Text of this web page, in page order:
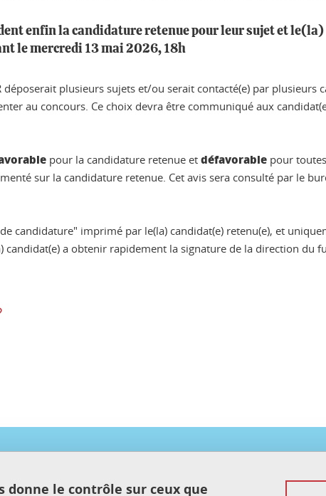
donne le contrôle sur ceux que
enfin la candidature retenue pour leur sujet et
le mercredi 13 mai 2026, 18h
déposerait plusieurs sujets et/ou serait contacté(e) par
au concours. Ce choix devra être communiqué aux
pour la candidature retenue et défavorable pour
sur la candidature retenue. Cet avis sera consulté par le
candidature" imprimé par le(la) candidat(e) retenu(e), et
candidat(e) a obtenir rapidement la signature de la direction du
Facebook
sur LinkedIn